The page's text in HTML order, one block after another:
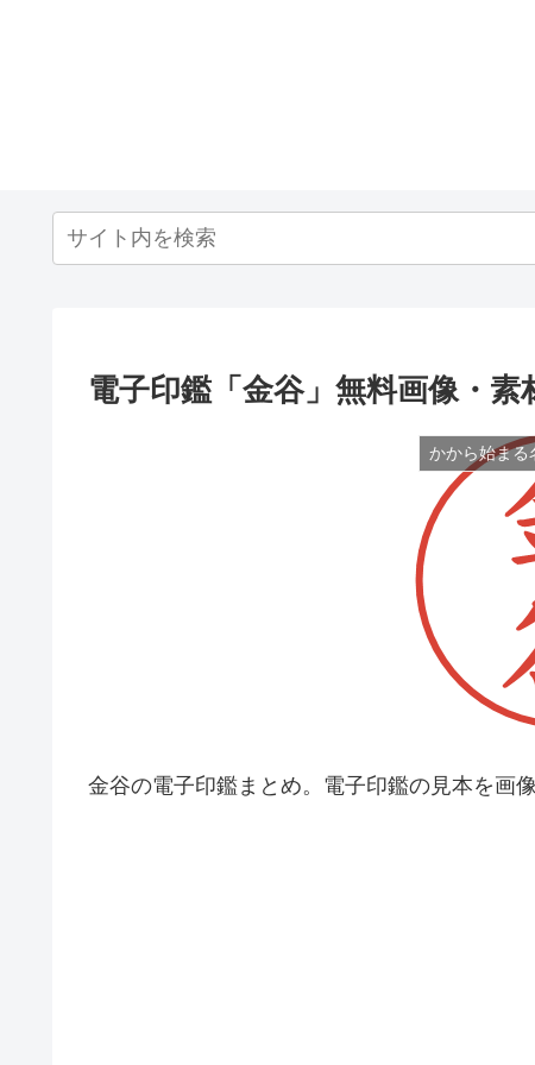
電子印鑑「金谷」無料画像・素
かから始まる
金谷の電子印鑑まとめ。電子印鑑の見本を画